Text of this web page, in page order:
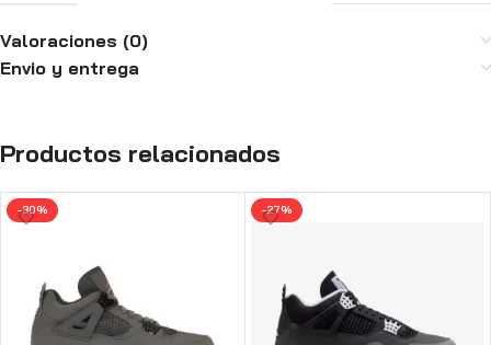
Valoraciones (0)
Envio y entrega
Productos relacionados
-30% -27%